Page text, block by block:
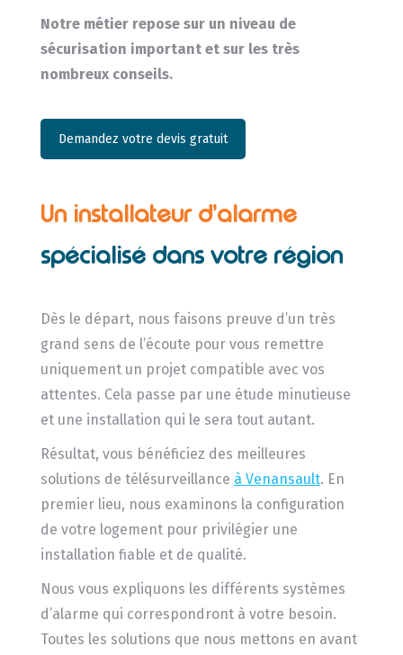
Notre métier repose sur un niveau de
sécurisation important et sur les très
nombreux conseils.
Demandez votre devis gratuit
Un installateur d’alarme
spécialisé dans votre région
Dès le départ, nous faisons preuve d’un très
grand sens de l’écoute pour vous remettre
uniquement un projet compatible avec vos
attentes. Cela passe par une étude minutieuse
et une installation qui le sera tout autant.
Résultat, vous bénéficiez des meilleures
solutions de télésurveillance à Venansault. En
premier lieu, nous examinons la configuration
de votre logement pour privilégier une
installation fiable et de qualité.
Nous vous expliquons les différents systèmes
d’alarme qui correspondront à votre besoin.
Toutes les solutions que nous mettons en avant